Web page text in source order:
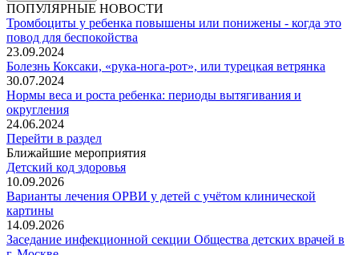
ПОПУЛЯРНЫЕ НОВОСТИ
Тромбоциты у ребенка повышены или понижены - когда это
повод для беспокойства
23.09.2024
Болезнь Коксаки, «рука-нога-рот», или турецкая ветрянка
30.07.2024
Нормы веса и роста ребенка: периоды вытягивания и
округления
24.06.2024
Перейти в раздел
Ближайшие мероприятия
Детский код здоровья
10.09.2026
Варианты лечения ОРВИ у детей с учётом клинической
картины
14.09.2026
Заседание инфекционной секции Общества детских врачей в